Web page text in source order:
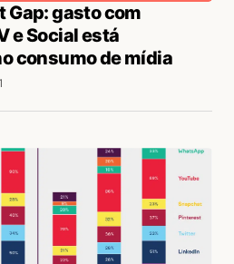
Gap: gasto com
e Social está
consumo de mídia